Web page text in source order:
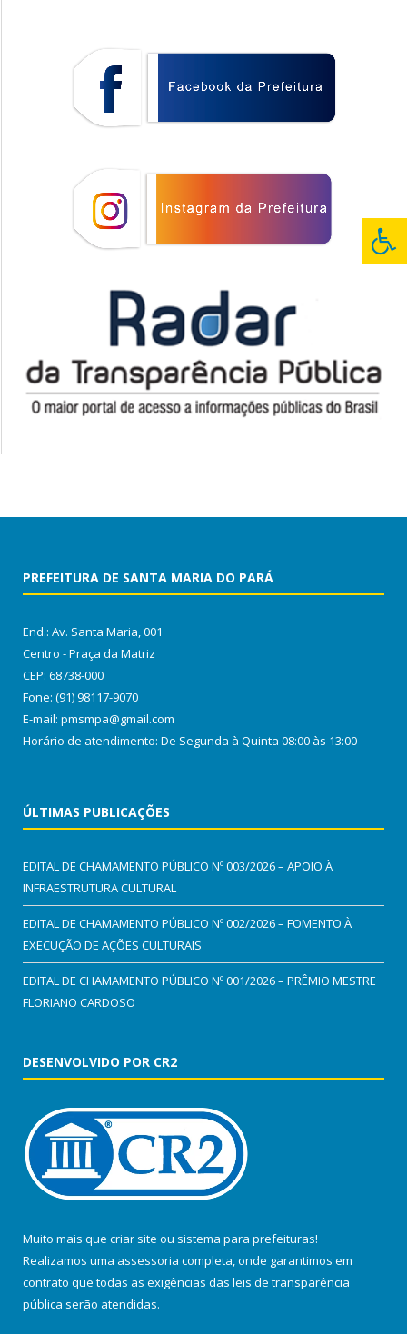
PREFEITURA DE SANTA MARIA DO PARÁ
End.: Av. Santa Maria, 001
Centro - Praça da Matriz
CEP: 68738-000
Fone: (91) 98117-9070
E-mail: pmsmpa@gmail.com
Horário de atendimento: De Segunda à Quinta 08:00 às 13:00
ÚLTIMAS PUBLICAÇÕES
EDITAL DE CHAMAMENTO PÚBLICO Nº 003/2026 – APOIO À
INFRAESTRUTURA CULTURAL
EDITAL DE CHAMAMENTO PÚBLICO Nº 002/2026 – FOMENTO À
EXECUÇÃO DE AÇÕES CULTURAIS
EDITAL DE CHAMAMENTO PÚBLICO Nº 001/2026 – PRÊMIO MESTRE
FLORIANO CARDOSO
DESENVOLVIDO POR CR2
Muito mais que criar site ou sistema para prefeituras!
Realizamos uma assessoria completa, onde garantimos em
contrato que todas as exigências das leis de transparência
pública serão atendidas.